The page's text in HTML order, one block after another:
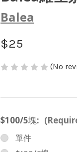
Balea
$25
(No
$100/5塊:
單件